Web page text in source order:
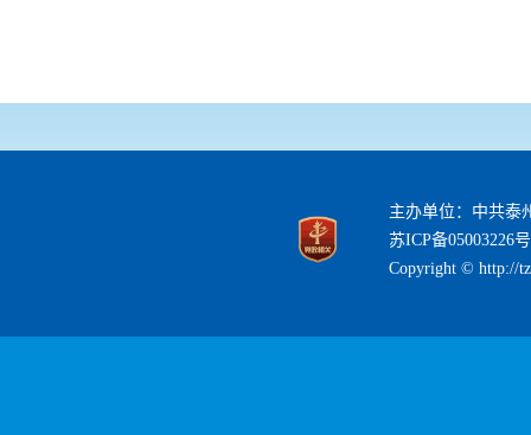
主办单位：中共泰
苏ICP备05003226号
Copyright © http://